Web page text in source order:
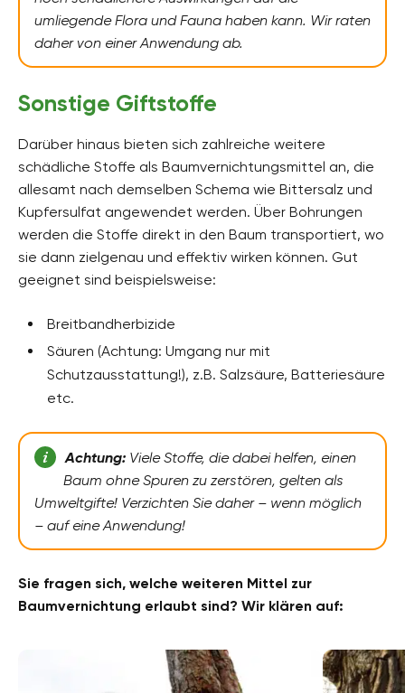
umliegende Flora und Fauna haben kann. Wir raten
daher von einer Anwendung ab.
Sonstige Giftstoffe
Darüber hinaus bieten sich zahlreiche weitere
schädliche Stoffe als Baumvernichtungsmittel an, die
allesamt nach demselben Schema wie Bittersalz und
Kupfersulfat angewendet werden. Über Bohrungen
werden die Stoffe direkt in den Baum transportiert, wo
sie dann zielgenau und effektiv wirken können. Gut
geeignet sind beispielsweise:
Breitbandherbizide
Säuren (Achtung: Umgang nur mit
Schutzausstattung!), z.B. Salzsäure, Batteriesäure
etc.
Achtung:Viele Stoffe, die dabei helfen, einen
Baum ohne Spuren zu zerstören, gelten als
Umweltgifte! Verzichten Sie daher – wenn möglich
– auf eine Anwendung!
Sie fragen sich, welche weiteren Mittel zur
Baumvernichtung erlaubt sind? Wir klären auf: